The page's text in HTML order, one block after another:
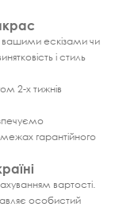
вашими ескізами чи
і стиль
2-х тижнів
гарантійного
вартості.
особистий